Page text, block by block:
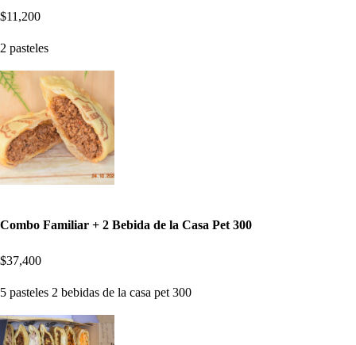
$11,200
2 pasteles
Combo Familiar + 2 Bebida de la Casa Pet 300
$37,400
5 pasteles 2 bebidas de la casa pet 300